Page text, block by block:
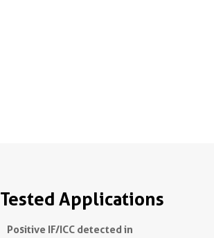
Tested Applications
Positive IF/ICC detected in